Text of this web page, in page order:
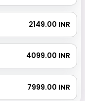
₹ 2149.00 INR
₹ 4099.00 INR
₹ 7999.00 INR